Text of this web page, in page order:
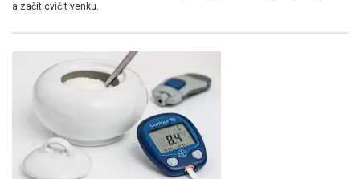
a začít cvičit venku.